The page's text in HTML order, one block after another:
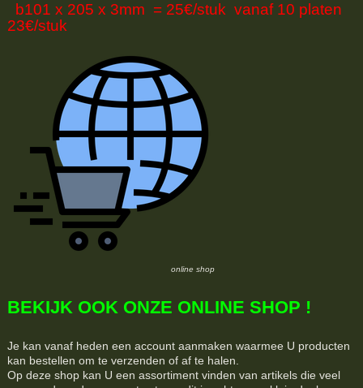
b101 x 205 x 3mm = 25€/stuk vanaf 10 platen
23€/stuk
online shop
BEKIJK OOK ONZE ONLINE SHOP !
Je kan vanaf heden een account aanmaken waarmee U producten
kan bestellen om te verzenden of af te halen.
Op deze shop kan U een assortiment vinden van artikels die veel